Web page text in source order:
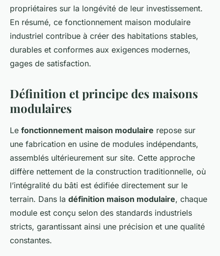
propriétaires sur la longévité de leur investissement.
En résumé, ce fonctionnement maison modulaire
industriel contribue à créer des habitations stables,
durables et conformes aux exigences modernes,
gages de satisfaction.
Définition et principe des maisons
modulaires
Le fonctionnement maison modulaire repose sur
une fabrication en usine de modules indépendants,
assemblés ultérieurement sur site. Cette approche
diffère nettement de la construction traditionnelle, où
l’intégralité du bâti est édifiée directement sur le
terrain. Dans la définition maison modulaire, chaque
module est conçu selon des standards industriels
stricts, garantissant ainsi une précision et une qualité
constantes.